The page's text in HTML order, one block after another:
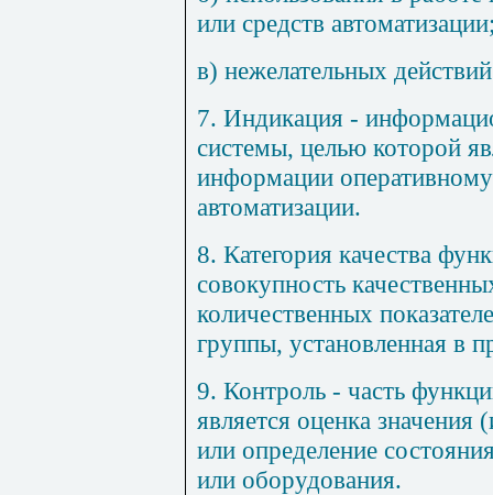
или средств
в) нежелательных
7. Индикация -
системы, целью которой
информации
автоматизации.
8. Категория качества
совокупность
количественных
группы, установленная в
9. Контроль - часть
является оценка
или определение
или оборудования.